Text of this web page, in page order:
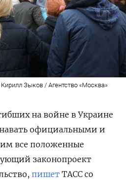
Кирилл Зыков / Агентство «Москва»
на войне в Украине
официальными и
им все положенные
законопроект
пишет ТАСС со